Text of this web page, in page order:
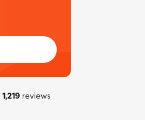
1,219reviews